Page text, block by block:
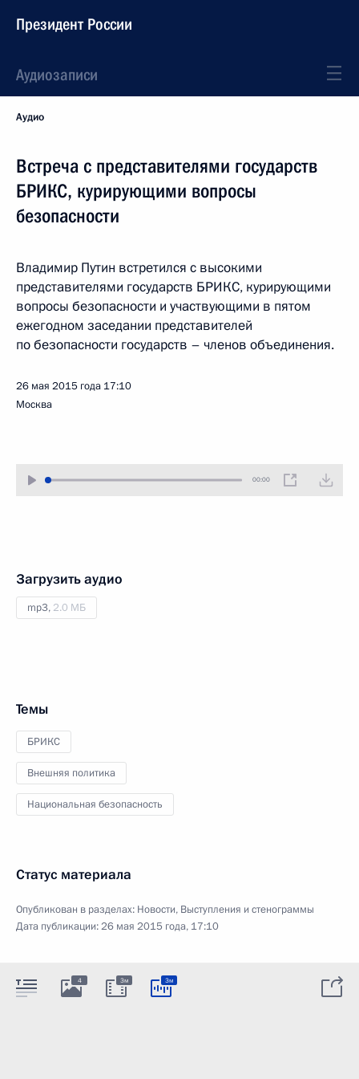
Президент России
Аудиозаписи
Аудио
Встреча с представителями государств
БРИКС, курирующими вопросы
безопасности
Владимир Путин встретился с высокими
представителями государств БРИКС, курирующими
вопросы безопасности и участвующими в пятом
ежегодном заседании представителей
по безопасности государств – членов объединения.
26 мая 2015 года 17:10
Москва
00:00
Загрузить аудио
mp3, 2.0 МБ
Темы
БРИКС
Внешняя политика
Национальная безопасность
Статус материала
Опубликован в разделах: Новости, Выступления и стенограммы
Дата публикации:26 мая 2015 года, 17:10
4 3м 3м